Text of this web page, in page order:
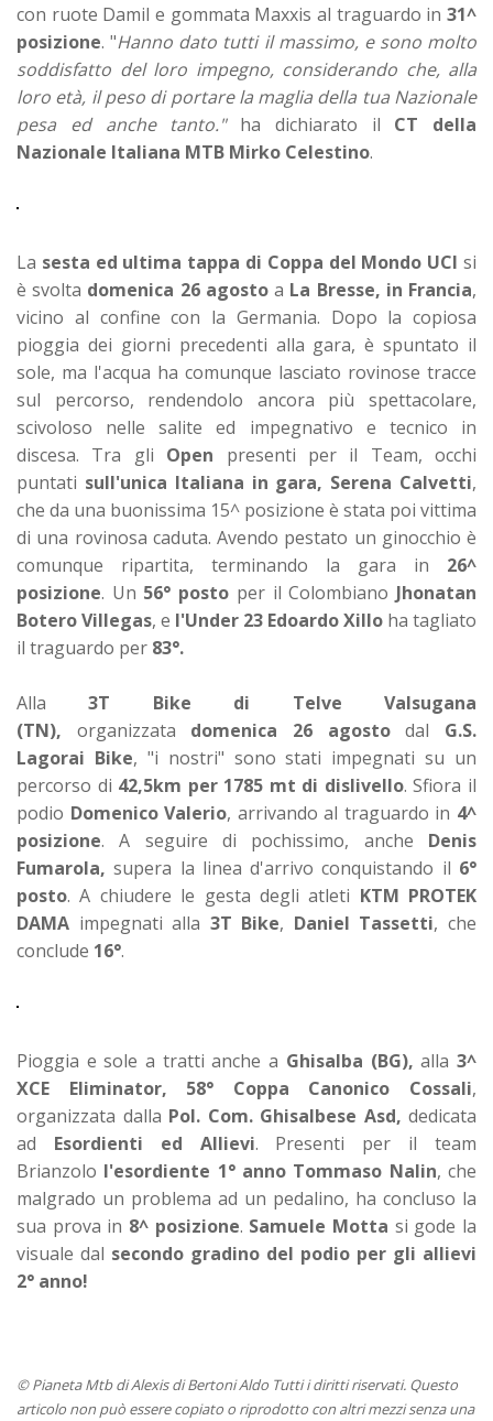
con ruote Damil e gommata Maxxis al traguardo in 31^
posizione. "Hanno dato tutti il massimo, e sono molto
soddisfatto del loro impegno, considerando che, alla
loro età, il peso di portare la maglia della tua Nazionale
pesa ed anche tanto." ha dichiarato il CT della
Nazionale Italiana MTB Mirko Celestino.
La sesta ed ultima tappa di Coppa del Mondo UCI si
è svolta domenica 26 agostoa La Bresse, in Francia,
vicino al confine con la Germania. Dopo la copiosa
pioggia dei giorni precedenti alla gara, è spuntato il
sole, ma l'acqua ha comunque lasciato rovinose tracce
sul percorso, rendendolo ancora più spettacolare,
scivoloso nelle salite ed impegnativo e tecnico in
discesa. Tra gli Open presenti per il Team, occhi
puntati sull'unica Italiana in gara, Serena Calvetti,
che da una buonissima 15^ posizione è stata poi vittima
di una rovinosa caduta. Avendo pestato un ginocchio è
comunque ripartita, terminando la gara in 26^
posizione. Un 56° posto per il Colombiano Jhonatan
Botero Villegas, e l'Under 23 Edoardo Xillo ha tagliato
il traguardo per 83°.
Alla3T Bike di Telve Valsugana
(TN), organizzata domenica 26 agostodal G.S.
Lagorai Bike, "i nostri" sono stati impegnati su un
percorso di 42,5km per 1785 mt di dislivello. Sfiora il
podio Domenico Valerio, arrivando al traguardo in 4^
posizione. A seguire di pochissimo, anche Denis
Fumarola,supera la linea d'arrivo conquistando il 6°
posto. A chiudere le gesta degli atleti KTM PROTEK
DAMA impegnati alla 3T Bike, Daniel Tassetti, che
conclude 16°.
Pioggia e sole a tratti anche a Ghisalba (BG), alla3^
XCE Eliminator, 58° Coppa Canonico Cossali,
organizzata dalla Pol. Com. Ghisalbese Asd, dedicata
ad Esordienti ed Allievi. Presenti per il team
Brianzolo l'esordiente 1° anno Tommaso Nalin, che
malgrado un problema ad un pedalino, ha concluso la
sua prova in 8^ posizione. Samuele Motta si gode la
visuale dal secondo gradino del podio per gli allievi
2° anno!
© Pianeta Mtb di Alexis di Bertoni Aldo Tutti i diritti riservati. Questo
articolo non può essere copiato o riprodotto con altri mezzi senza una